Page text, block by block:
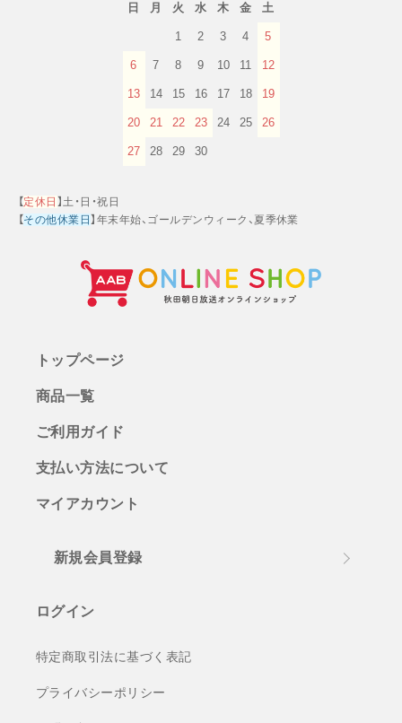
日 月 火 水 木 金 土
1 2 3 4 5
6 7 8 9 10 11 12
13 14 15 16 17 18 19
20 21 22 23 24 25 26
27 28 29 30
【定休日 】土・日・祝日
【その他休業日 】年末年始、ゴールデンウィーク、夏季休業
トップページ
商品一覧
ご利用ガイド
支払い方法について
マイアカウント
新規会員登録
ログイン
特定商取引法に基づく表記
プライバシーポリシー